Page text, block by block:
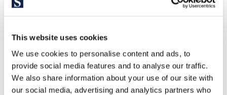
This website uses cookies
We use cookies to personalise content and ads, to
provide social media features and to analyse our traffic.
We also share information about your use of our site with
our social media, advertising and analytics partners who